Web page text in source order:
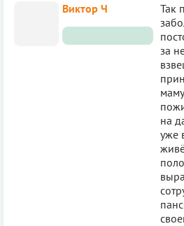
Виктор Ч
Так
за
на
уже